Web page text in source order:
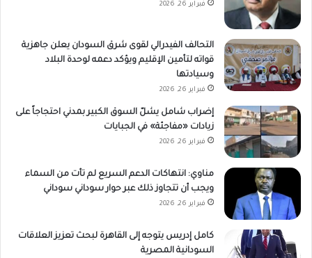
فبراير 26, 2026
التحالف الفيدرالي لقوى شرق السودان يعلن جاهزية
قواته لتأمين الإقليم ويؤكد دعمه لوحدة البلاد
وسيادتها
فبراير 26, 2026
إضراب شامل يشلّ السوق الكبير بمدني احتجاجاً على
زيادات «مفاجئة» في الجبايات
فبراير 26, 2026
مناوي: انتهاكات الدعم السريع لم تأت من السماء
ويجب أن تتجاوز ذلك عبر حوار سوداني سوداني
فبراير 26, 2026
كامل إدريس يتوجه إلى القاهرة لبحث تعزيز العلاقات
السودانية المصرية